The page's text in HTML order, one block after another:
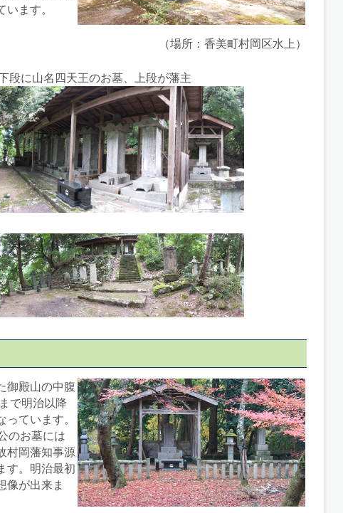
ます。
（場所：香美町村岡区水上）
段に山名四天王のお墓、上段が藩主
御殿山の中腹
で明治以降
ています。
のお墓には
村岡藩知事源
す。明治最初
像が出来ま